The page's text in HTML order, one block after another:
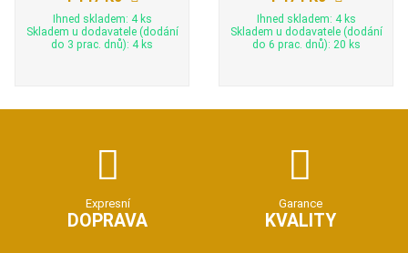
Ihned skladem: 4 ks
Skladem u dodavatele (dodání
do 3 prac. dnů): 4 ks
Ihned skladem: 4 ks
Skladem u dodavatele (dodání
do 6 prac. dnů): 20 ks
Expresní
DOPRAVA
Garance
KVALITY